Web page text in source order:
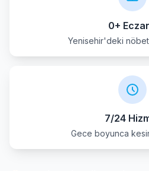
0+
Yenisehir'deki
7/24
Gece boyunca